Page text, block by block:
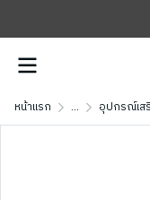
หน้าแรก ... อุปกรณ์เส